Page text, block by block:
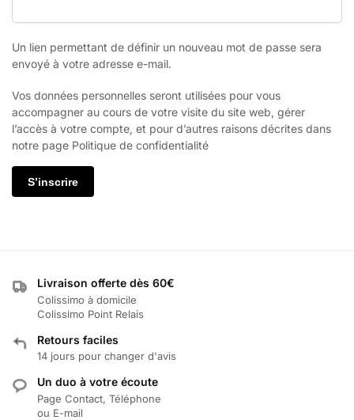
Un lien permettant de définir un nouveau mot de passe sera
envoyé à votre adresse e-mail.
Vos données personnelles seront utilisées pour vous
accompagner au cours de votre visite du site web, gérer
l’accès à votre compte, et pour d’autres raisons décrites dans
notre page Politique de confidentialité
S’inscrire
Livraison offerte dès 60€
Colissimo à domicile
Colissimo Point Relais
Retours faciles
14 jours pour changer d'avis
Un duo à votre écoute
Page Contact, Téléphone
ou E-mail